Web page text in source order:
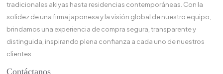
tradicionales akiyas hasta residencias contemporáneas. Con la
solidez de una firma japonesa y la visión global de nuestro equipo,
brindamos una experiencia de compra segura, transparente y
distinguida, inspirando plena confianza a cada uno de nuestros
clientes.
Contáctanos